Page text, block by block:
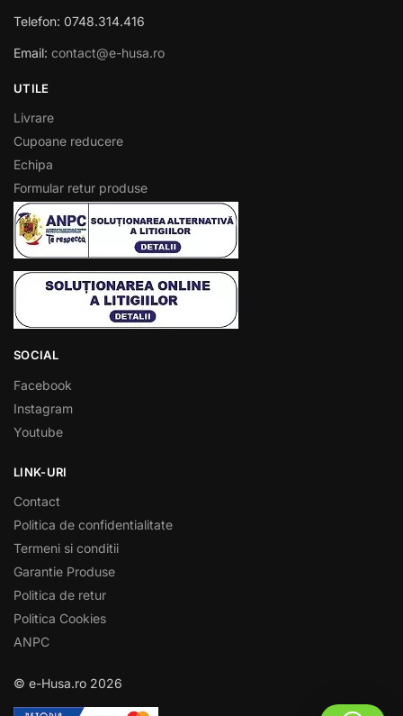
Telefon: 0748.314.416
Email: contact@e-husa.ro
UTILE
Livrare
Cupoane reducere
Echipa
Formular retur produse
SOCIAL
Facebook
Instagram
Youtube
LINK-URI
Contact
Politica de confidentialitate
Termeni si conditii
Garantie Produse
Politica de retur
Politica Cookies
ANPC
© e-Husa.ro 2026